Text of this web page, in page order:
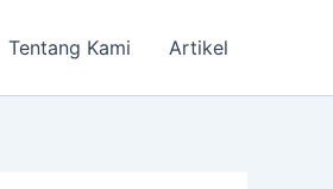
Tentang Kami Artikel